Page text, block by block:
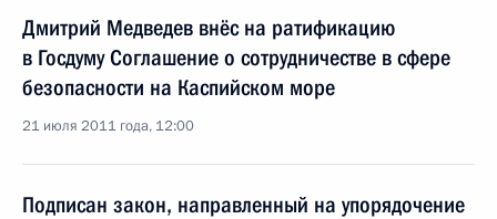
Дмитрий Медведев внёс на ратификацию
в Госдуму Соглашение о сотрудничестве в сфере
безопасности на Каспийском море
21 июля 2011 года, 12:00
Подписан закон, направленный на упорядочение